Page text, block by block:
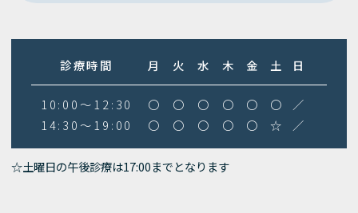
診療時間 月 火 水 木 金 土 日
10:00～12:30 〇 〇 〇 〇 〇 〇
／
14:30～19:00
〇 〇 〇 〇 〇 ☆ ／
☆土曜日の午後診療は17:00までとなります